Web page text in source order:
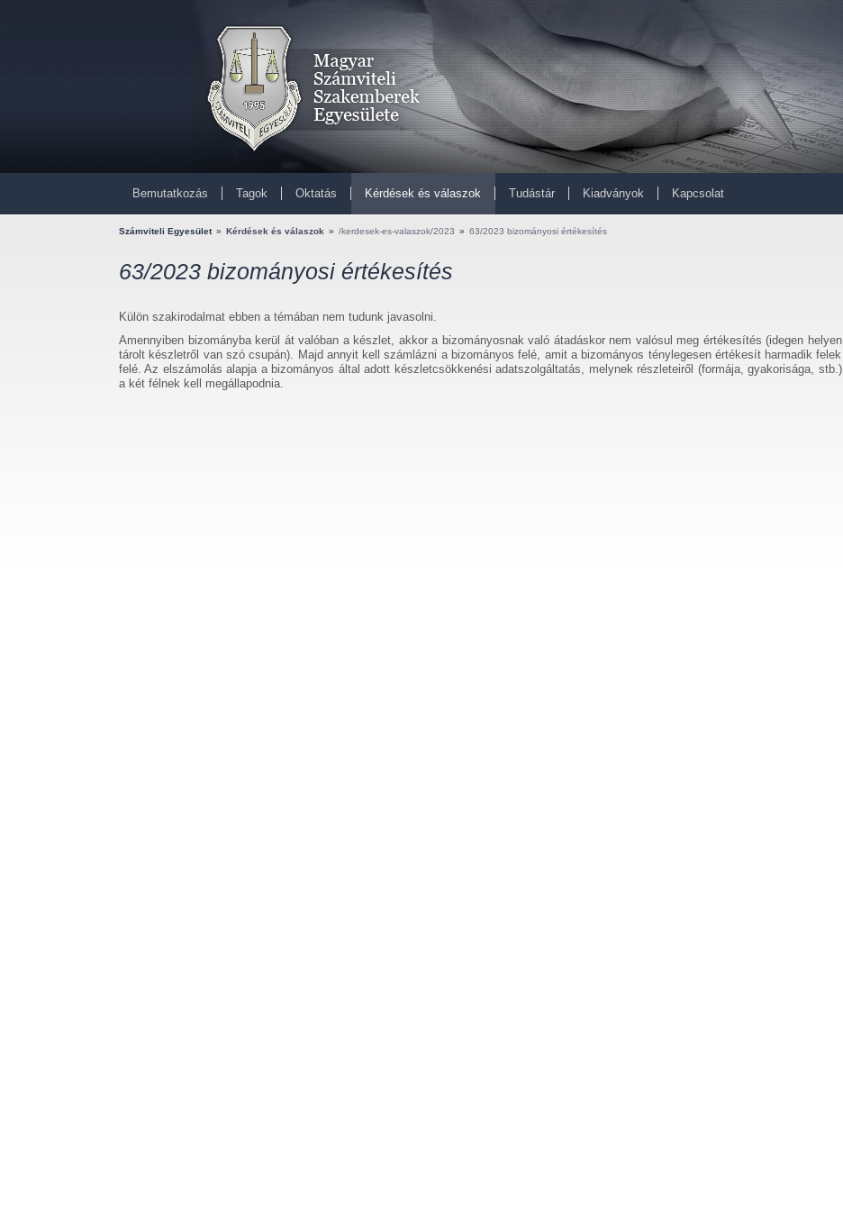
Bemutatkozás Tagok Oktatás Kérdések és válaszok Tudástár Kiadványok Kapcsolat
Számviteli Egyesület » Kérdések és válaszok » /kerdesek-es-valaszok/2023 » 63/2023 bizományosi értékesítés
63/2023 bizományosi értékesítés
Külön szakirodalmat ebben a témában nem tudunk javasolni.
Amennyiben bizományba kerül át valóban a készlet, akkor a bizományosnak való átadáskor nem valósul meg értékesítés (idegen helyen
tárolt készletről van szó csupán). Majd annyit kell számlázni a bizományos felé, amit a bizományos ténylegesen értékesít harmadik felek
felé. Az elszámolás alapja a bizományos által adott készletcsökkenési adatszolgáltatás, melynek részleteiről (formája, gyakorisága, stb.)
a két félnek kell megállapodnia.